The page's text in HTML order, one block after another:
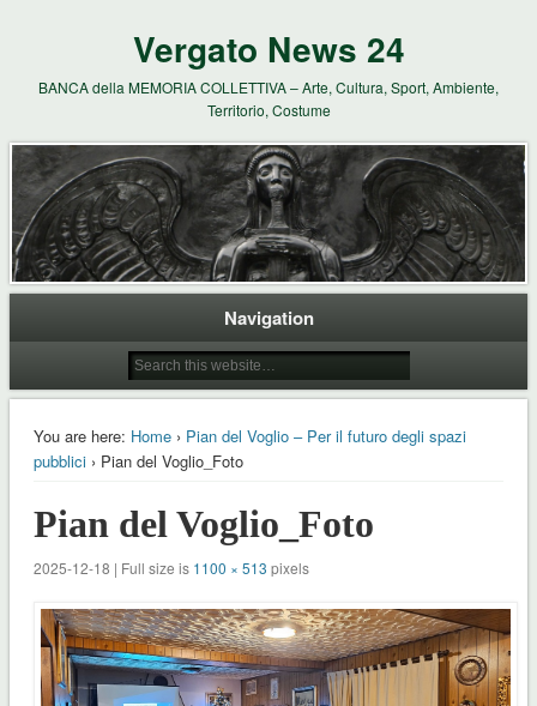
Vergato News 24
BANCA della MEMORIA COLLETTIVA – Arte, Cultura, Sport, Ambiente,
Territorio, Costume
Navigation
You are here: Home› Pian del Voglio – Per il futuro degli spazi
pubblici› Pian del Voglio_Foto
Pian del Voglio_Foto
2025-12-18 | Full size is 1100 × 513 pixels